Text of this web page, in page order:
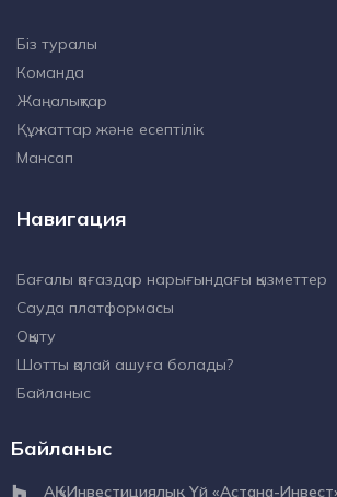
Біз туралы
Команда
Жаңалықтар
Құжаттар және есептілік
Мансап
Навигация
Бағалы қағаздар нарығындағы қызметтер
Сауда платформасы
Оқыту
Шотты қалай ашуға болады?
Байланыс
Байланыс
АҚ «Инвестициялық Үй «Астана-